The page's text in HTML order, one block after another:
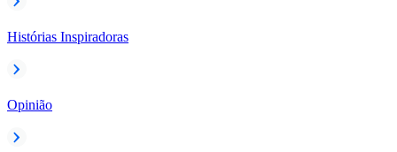
Histórias Inspiradoras
Opinião